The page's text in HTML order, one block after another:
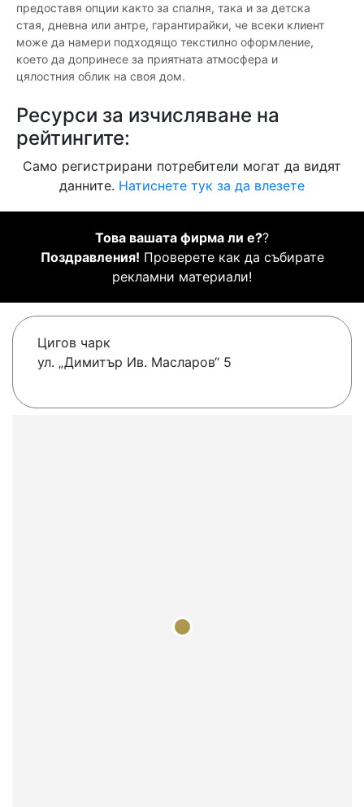
предоставя опции както за спалня, така и за детска
стая, дневна или антре, гарантирайки, че всеки клиент
може да намери подходящо текстилно оформление,
което да допринесе за приятната атмосфера и
цялостния облик на своя дом.
Ресурси за изчисляване на
рейтингите:
Само регистрирани потребители могат да видят
данните. Натиснете тук за да влезете
Това вашата фирма ли е??
Поздравления! Проверете как да събирате
рекламни материали!
Цигов чарк
ул. „Димитър Ив. Масларов“ 5